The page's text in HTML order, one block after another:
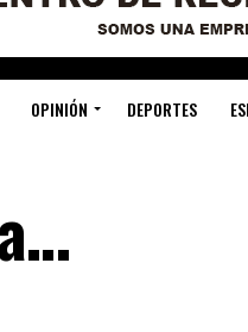
OPINIÓN DEPORTES